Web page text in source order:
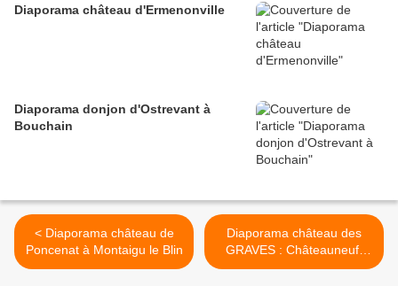
Diaporama château d'Ermenonville
Diaporama donjon d'Ostrevant à
Bouchain
< Diaporama château de
Poncenat à Montaigu le Blin
Diaporama château des
GRAVES : Châteauneuf-
Miravail >